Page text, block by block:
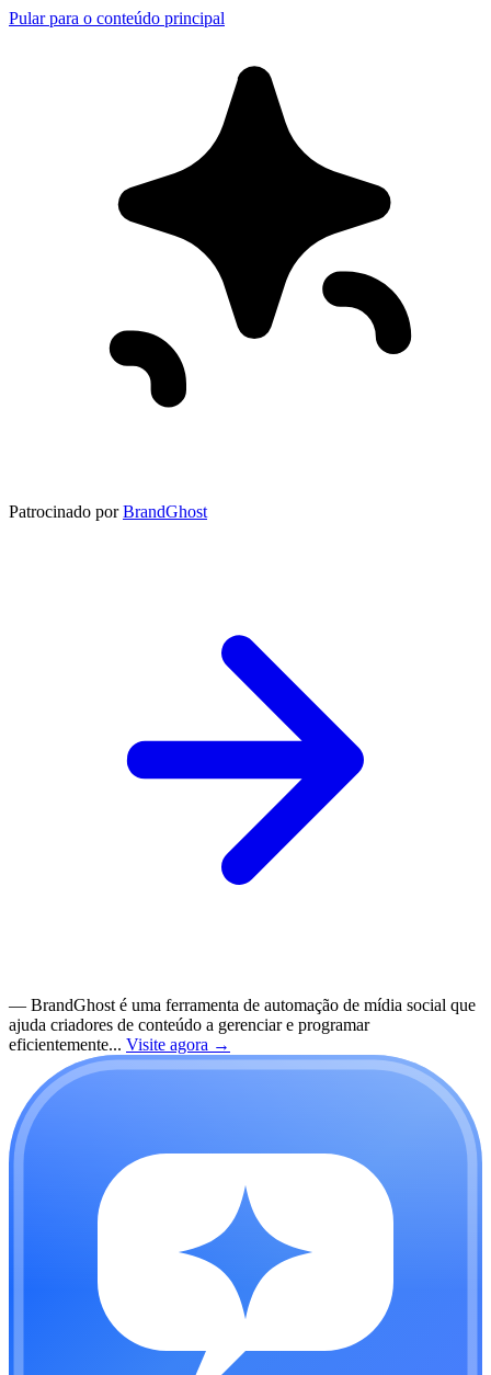
Pular para o conteúdo principal
Patrocinado por BrandGhost
— BrandGhost é uma ferramenta de automação de mídia social que
ajuda criadores de conteúdo a gerenciar e programar
eficientemente... Visite agora →